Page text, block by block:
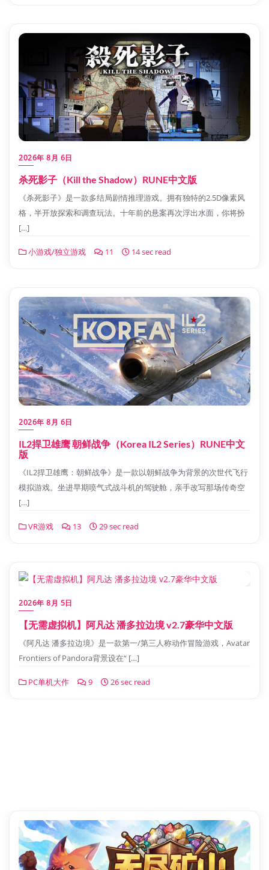
2026年 8月 6日
杀死影子（Kill the Shadow）RUNE中文版
《杀死影子》是一款多结局剧情推理游戏。拥有独特的2.5D像素风
格，半开放探索和调查玩法。十年前的悬案再次浮出水面，你将扮
[…]
小游戏/独立游戏 11 14 sec read
2026年 8月 6日
IL2捍卫雄鹰 朝鲜战争（Korea IL2 Series）RUNE中文
版
《IL2捍卫雄鹰：朝鲜战争》是一款以朝鲜战争为背景的次世代飞行
模拟游戏。坐进早期喷气式战斗机的驾驶舱，亲手改写那场传奇空
[…]
VR游戏 13 29 sec read
2026年 8月 5日
【无需虚拟机】阿凡达 潘多拉边境 v2.7豪华中文版
《阿凡达 潘多拉边境》是一款第一/第三人称动作冒险游戏，Avatar
Frontiers of Pandora背景设在“ […]
PC单机大作 9 26 sec read